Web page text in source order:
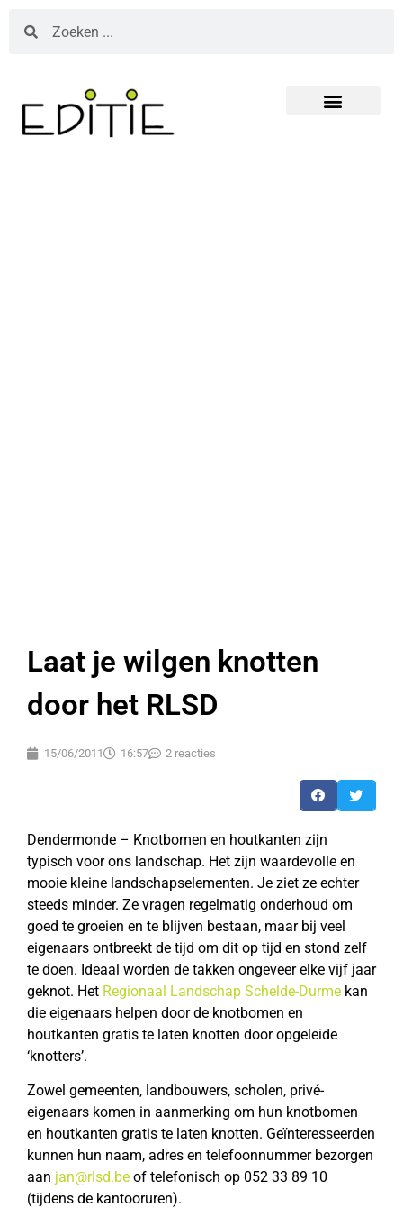
Laat je wilgen knotten
door het RLSD
15/06/2011 16:57 2 reacties
Dendermonde – Knotbomen en houtkanten zijn
typisch voor ons landschap. Het zijn waardevolle en
mooie kleine landschapselementen. Je ziet ze echter
steeds minder. Ze vragen regelmatig onderhoud om
goed te groeien en te blijven bestaan, maar bij veel
eigenaars ontbreekt de tijd om dit op tijd en stond zelf
te doen. Ideaal worden de takken ongeveer elke vijf jaar
geknot. Het Regionaal Landschap Schelde-Durme kan
die eigenaars helpen door de knotbomen en
houtkanten gratis te laten knotten door opgeleide
‘knotters’.
Zowel gemeenten, landbouwers, scholen, privé-
eigenaars komen in aanmerking om hun knotbomen
en houtkanten gratis te laten knotten. Geïnteresseerden
kunnen hun naam, adres en telefoonnummer bezorgen
aan jan@rlsd.be of telefonisch op 052 33 89 10
(tijdens de kantooruren).